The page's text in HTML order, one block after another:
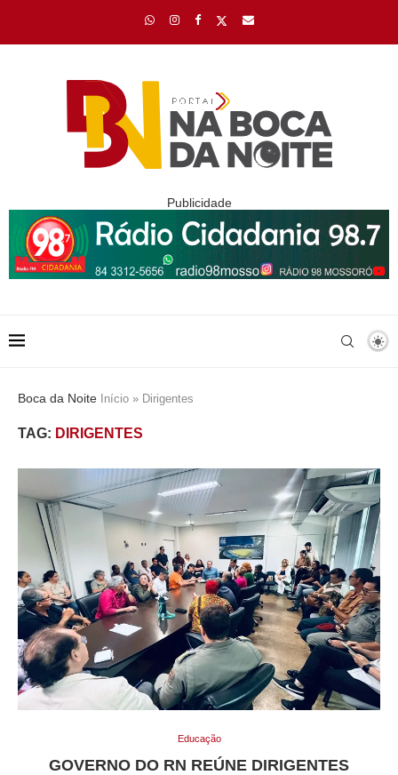
Publicidade
Boca da Noite Início » Dirigentes
TAG: DIRIGENTES
Educação
GOVERNO DO RN REÚNE DIRIGENTES